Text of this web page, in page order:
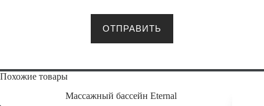
ОТПРАВИТЬ
Похожие товары